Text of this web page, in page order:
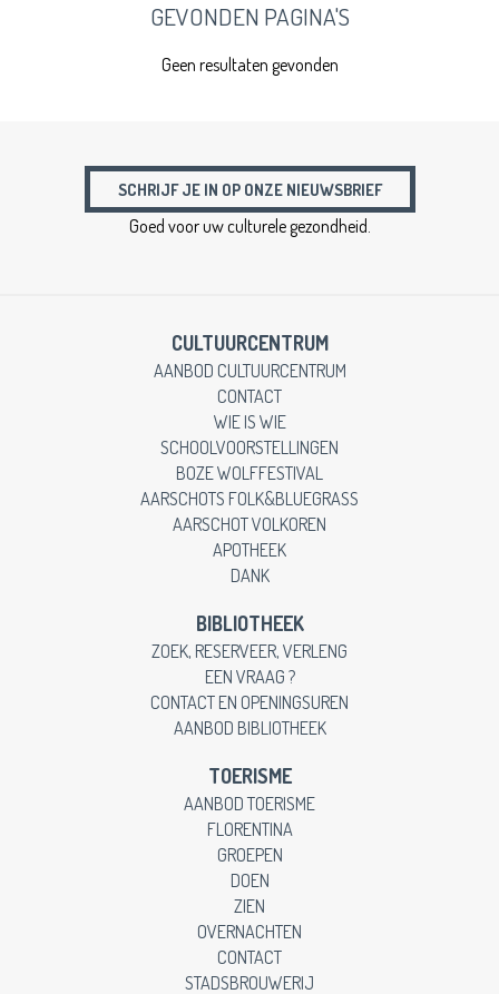
GEVONDEN PAGINA'S
Geen resultaten gevonden
SCHRIJF JE IN OP ONZE NIEUWSBRIEF
Goed voor uw culturele gezondheid.
CULTUURCENTRUM
AANBOD CULTUURCENTRUM
CONTACT
WIE IS WIE
SCHOOLVOORSTELLINGEN
BOZE WOLFFESTIVAL
AARSCHOTS FOLK&BLUEGRASS
AARSCHOT VOLKOREN
APOTHEEK
DANK
BIBLIOTHEEK
ZOEK, RESERVEER, VERLENG
EEN VRAAG ?
CONTACT EN OPENINGSUREN
AANBOD BIBLIOTHEEK
TOERISME
AANBOD TOERISME
FLORENTINA
GROEPEN
DOEN
ZIEN
OVERNACHTEN
CONTACT
STADSBROUWERIJ